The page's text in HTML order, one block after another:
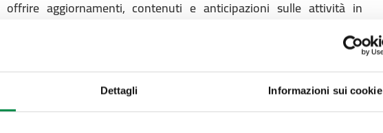
Dettagli Informazioni sui cookie
aggiornamenti, contenuti e anticipazioni sulle attività in